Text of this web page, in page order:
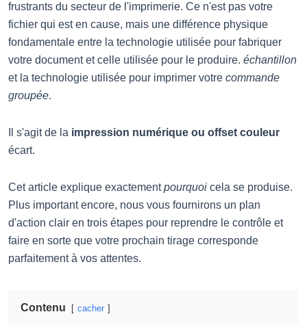
frustrants du secteur de l'imprimerie. Ce n'est pas votre
fichier qui est en cause, mais une différence physique
fondamentale entre la technologie utilisée pour fabriquer
votre document et celle utilisée pour le produire. échantillon
et la technologie utilisée pour imprimer votre commande
groupée.
Il s'agit de la impression numérique ou offset couleur
écart.
Cet article explique exactementpourquoi cela se produise.
Plus important encore, nous vous fournirons un plan
d'action clair en trois étapes pour reprendre le contrôle et
faire en sorte que votre prochain tirage corresponde
parfaitement à vos attentes.
Contenu cacher